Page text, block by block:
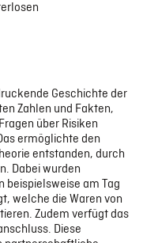
Geschichte der
Zahlen und Fakten,
über Risiken
ermöglichte den
entstanden, durch
Dabei wurden
beispielsweise am Tag
welche die Waren von
Zudem verfügt das
Diese